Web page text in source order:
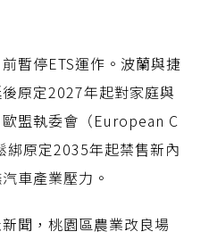
暫停ETS運作。波蘭與捷
原定2027年起對家庭與
盟執委會（European C
原定2035年起禁售新內
車產業壓力。
聞，桃園區農業改良場